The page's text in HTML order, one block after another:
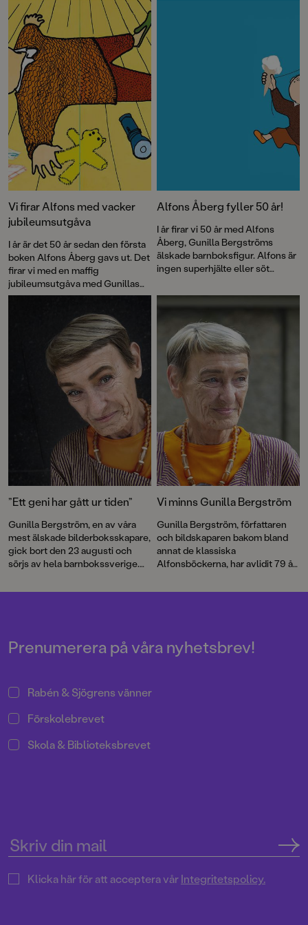
Vi firar Alfons med vacker
jubileumsutgåva
I år är det 50 år sedan den första
boken Alfons Åberg gavs ut. Det
firar vi med en maffig
jubileumsutgåva med Gunillas
Bergströms bästa
författaren själv.
Alfons Åberg fyller 50 år!
I år firar vi 50 år med Alfons
Åberg, Gunilla Bergströms
älskade barnboksfigur. Alfons är
ingen superhjälte eller söt
vi. Och kanske är det just därför
som han blivit vår kompis.
”Ett geni har gått ur tiden”
Gunilla Bergström, en av våra
mest älskade bilderboksskapare,
gick bort den 23 augusti och
sörjs av hela barnbokssverige.
och reaktioner på hennes
Vi minns Gunilla Bergström
Gunilla Bergström, författaren
och bildskaparen bakom bland
annat de klassiska
Alfonsböckerna, har avlidit 79 år
Prenumerera på våra nyhetsbrev!
Rabén & Sjögrens vänner
Förskolebrevet
Skola & Biblioteksbrevet
Klicka här för att acceptera vårIntegritetspolicy.